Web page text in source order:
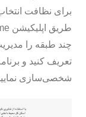
برای نظافت
چند طبقه را
تعریف کنید و
شخصی‌سازی